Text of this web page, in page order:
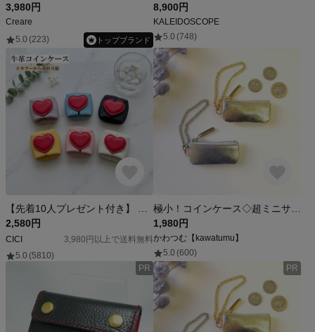
3,980円
Creare
5.0 (223) トップブランド
8,900円
KALEIDOSCOPE
5.0 (748)
2,580円
CICI
3,980円以上で送料無料
5.0 (5810)
1,980円
かわつむ【kawatumu】
5.0 (600)
PR
PR